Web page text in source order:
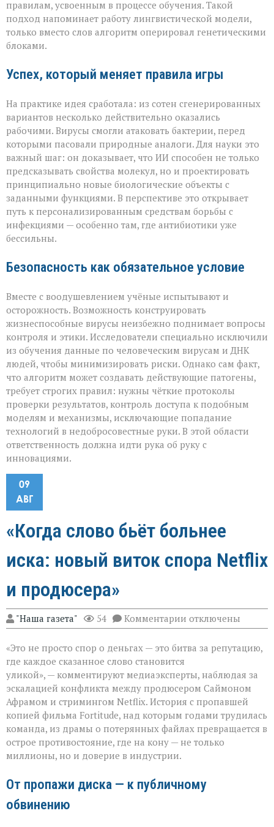
правилам, усвоенным в процессе обучения. Такой
подход напоминает работу лингвистической модели,
только вместо слов алгоритм оперировал генетическими
блоками.
Успех, который меняет правила игры
На практике идея сработала: из сотен сгенерированных
вариантов несколько действительно оказались
рабочими. Вирусы смогли атаковать бактерии, перед
которыми пасовали природные аналоги. Для науки это
важный шаг: он доказывает, что ИИ способен не только
предсказывать свойства молекул, но и проектировать
принципиально новые биологические объекты с
заданными функциями. В перспективе это открывает
путь к персонализированным средствам борьбы с
инфекциями — особенно там, где антибиотики уже
бессильны.
Безопасность как обязательное условие
Вместе с воодушевлением учёные испытывают и
осторожность. Возможность конструировать
жизнеспособные вирусы неизбежно поднимает вопросы
контроля и этики. Исследователи специально исключили
из обучения данные по человеческим вирусам и ДНК
людей, чтобы минимизировать риски. Однако сам факт,
что алгоритм может создавать действующие патогены,
требует строгих правил: нужны чёткие протоколы
проверки результатов, контроль доступа к подобным
моделям и механизмы, исключающие попадание
технологий в недобросовестные руки. В этой области
ответственность должна идти рука об руку с
инновациями.
09
АВГ
«Когда слово бьёт больнее
иска: новый виток спора Netflix
и продюсера»
"Наша газета" 54 Комментарии к
записи
слово
больнее
иска:
новый
виток
спора
Netflix
и
продюсера»
отключены
«Это не просто спор о деньгах — это битва за репутацию,
где каждое сказанное слово становится
уликой», — комментируют медиаэксперты, наблюдая за
эскалацией конфликта между продюсером Саймоном
Афрамом и стримингом Netflix. История с пропавшей
копией фильма Fortitude, над которым годами трудилась
команда, из драмы о потерянных файлах превращается в
острое противостояние, где на кону — не только
миллионы, но и доверие в индустрии.
От пропажи диска — к публичному
обвинению